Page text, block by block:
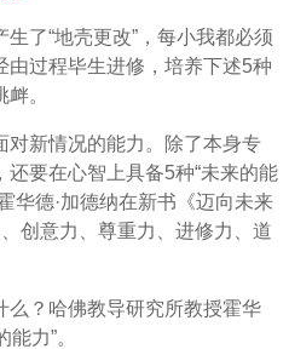
了“地壳更改”，每小我都必须
过程毕生进修，培养下述5种
。­
对新情况的能力。除了本身专
要在心智上具备5种“未来的能
德·加德纳在新书《迈向未来
创意力、尊重力、进修力、道
么？哈佛教导研究所教授霍华
力”。­